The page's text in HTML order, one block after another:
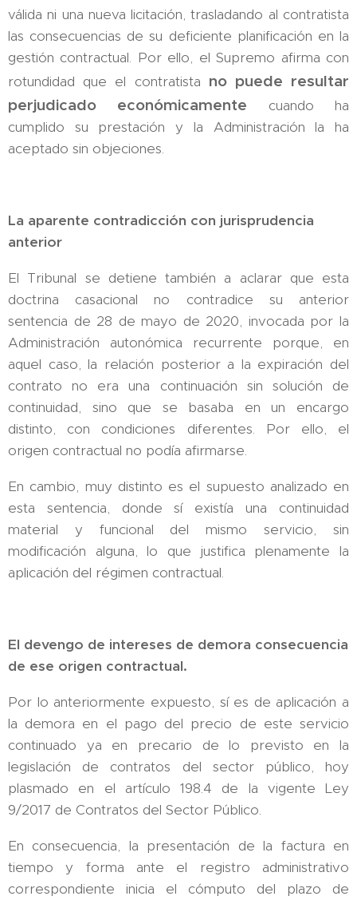
válida ni una nueva licitación, trasladando al contratista
las consecuencias de su deficiente planificación en la
gestión contractual. Por ello, el Supremo afirma con
rotundidad que el contratista no puede resultar
perjudicado económicamente cuando ha
cumplido su prestación y la Administración la ha
aceptado sin objeciones.
La aparente contradicción con jurisprudencia
anterior
El Tribunal se detiene también a aclarar que esta
doctrina casacional no contradice su anterior
sentencia de 28 de mayo de 2020, invocada por la
Administración autonómica recurrente porque, en
aquel caso, la relación posterior a la expiración del
contrato no era una continuación sin solución de
continuidad, sino que se basaba en un encargo
distinto, con condiciones diferentes. Por ello, el
origen contractual no podía afirmarse.
En cambio, muy distinto es el supuesto analizado en
esta sentencia, donde sí existía una continuidad
material y funcional del mismo servicio, sin
modificación alguna, lo que justifica plenamente la
aplicación del régimen contractual.
El devengo de intereses de demora consecuencia
de ese origen contractual.
Por lo anteriormente expuesto, sí es de aplicación a
la demora en el pago del precio de este servicio
continuado ya en precario de lo previsto en la
legislación de contratos del sector público, hoy
plasmado en el artículo 198.4 de la vigente Ley
9/2017 de Contratos del Sector Público.
En consecuencia, la presentación de la factura en
tiempo y forma ante el registro administrativo
correspondiente inicia el cómputo del plazo de